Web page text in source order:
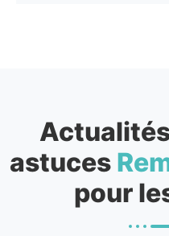
astuces
pour